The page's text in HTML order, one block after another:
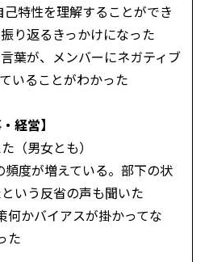
己特性を理解することができ
り返るきっかけになった
葉が、メンバーにネガティブ
いることがわかった
経営】
（男女とも）
頻度が増えている。部下の状
いう反省の声も聞いた
何かバイアスが掛かってな
た